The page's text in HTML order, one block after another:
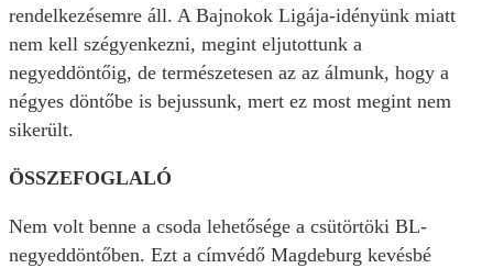
rendelkezésemre áll. A Bajnokok Ligája-idényünk miatt
nem kell szégyenkezni, megint eljutottunk a
negyeddöntőig, de természetesen az az álmunk, hogy a
négyes döntőbe is bejussunk, mert ez most megint nem
sikerült.
ÖSSZEFOGLALÓ
Nem volt benne a csoda lehetősége a csütörtöki BL-
negyeddöntőben. Ezt a címvédő Magdeburg kevésbé